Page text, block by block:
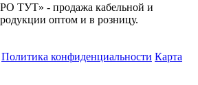
ТУТ» - продажа кабельной и
оптом и в розницу.
Политика конфиденциальности Карта